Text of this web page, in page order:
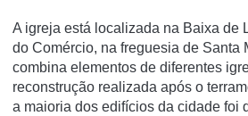
A igreja está localizada na Baixa de
do Comércio, na freguesia de Santa
combina elementos de diferentes
reconstrução realizada após o
a maioria dos edifícios da cidade foi